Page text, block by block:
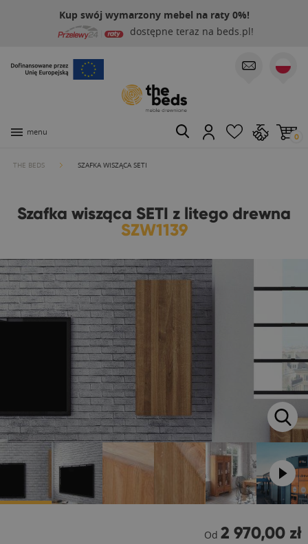
Kup swój wymarzony mebel na raty 0%!
dostępne teraz na beds.pl!
menu 0
THE BEDS SZAFKA WISZĄCA SETI
Szafka wisząca SETI z litego drewna
SZW1139
Od 2 970,00 zł